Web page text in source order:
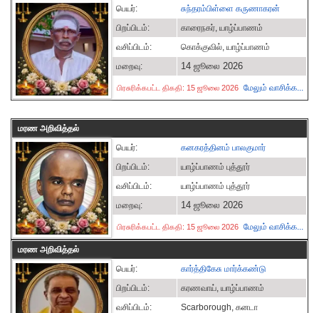
பெயர்:
சுந்தரம்பிள்ளை கருணாகரன்
பிறப்பிடம்:
காரைநகர், யாழ்ப்பாணம்
வசிப்பிடம்:
கொக்குவில், யாழ்ப்பாணம்
மறைவு:
14 ஜூலை 2026
பிரசுரிக்கபட்ட திகதி: 15 ஜூலை 2026 மேலும் வாசிக்க...
மரண அறிவித்தல்
பெயர்:
கனகரத்தினம் பாலகுமார்
பிறப்பிடம்:
யாழ்ப்பாணம் புத்தூர்
வசிப்பிடம்:
யாழ்ப்பாணம் புத்தூர்
மறைவு:
14 ஜூலை 2026
பிரசுரிக்கபட்ட திகதி: 15 ஜூலை 2026 மேலும் வாசிக்க...
மரண அறிவித்தல்
பெயர்:
கார்த்திகேசு மார்க்கண்டு
பிறப்பிடம்:
கரணவாய், யாழ்ப்பாணம்
வசிப்பிடம்:
Scarborough, கனடா